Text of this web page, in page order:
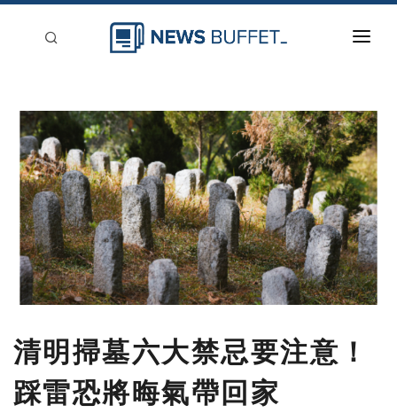
新聞稿分類
登入
刊登
清明掃墓六大禁忌要注意！
踩雷恐將晦氣帶回家